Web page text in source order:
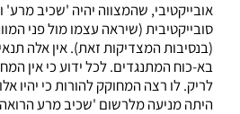
אובייקטיבי, שהמצווה יהיה 'שכיב
סובייקטיבית (שיראה עצמו מול פני
(בנסיבות המצדיקות זאת). אין אלה
בא-כוח המתנגדים. לכל ידוע כי אין
לריק. לו רצה המחוקק להורות כי יהיו
היתה מניעה מלרשום 'שכיב מרע